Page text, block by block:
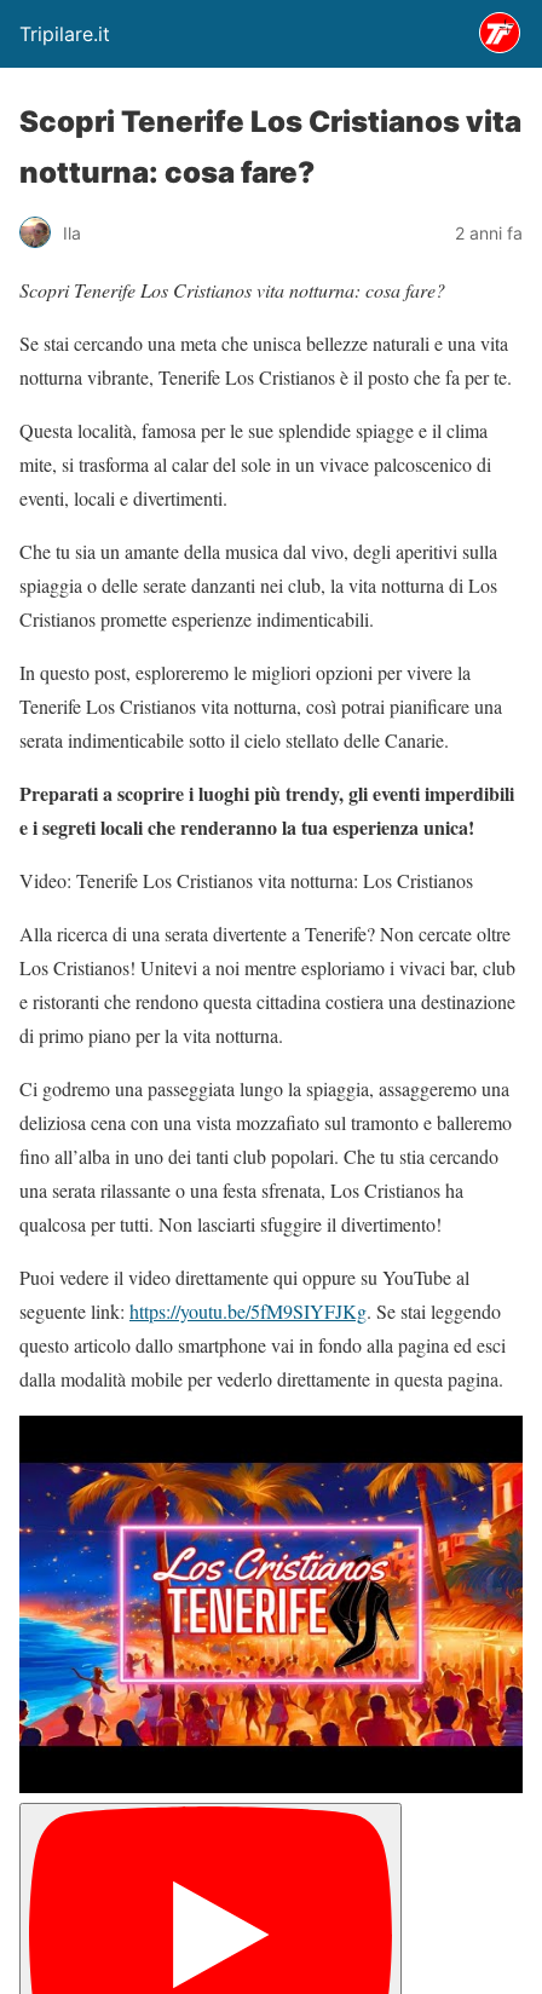
Tripilare.it
Scopri Tenerife Los Cristianos vita
notturna: cosa fare?
Ila 2 anni fa
Scopri Tenerife Los Cristianos vita notturna: cosa fare?
Se stai cercando una meta che unisca bellezze naturali e una vita
notturna vibrante, Tenerife Los Cristianos è il posto che fa per te.
Questa località, famosa per le sue splendide spiagge e il clima
mite, si trasforma al calar del sole in un vivace palcoscenico di
eventi, locali e divertimenti.
Che tu sia un amante della musica dal vivo, degli aperitivi sulla
spiaggia o delle serate danzanti nei club, la vita notturna di Los
Cristianos promette esperienze indimenticabili.
In questo post, esploreremo le migliori opzioni per vivere la
Tenerife Los Cristianos vita notturna, così potrai pianificare una
serata indimenticabile sotto il cielo stellato delle Canarie.
Preparati a scoprire i luoghi più trendy, gli eventi imperdibili
e i segreti locali che renderanno la tua esperienza unica!
Video: Tenerife Los Cristianos vita notturna: Los Cristianos
Alla ricerca di una serata divertente a Tenerife? Non cercate oltre
Los Cristianos! Unitevi a noi mentre esploriamo i vivaci bar, club
e ristoranti che rendono questa cittadina costiera una destinazione
di primo piano per la vita notturna.
Ci godremo una passeggiata lungo la spiaggia, assaggeremo una
deliziosa cena con una vista mozzafiato sul tramonto e balleremo
fino all’alba in uno dei tanti club popolari. Che tu stia cercando
una serata rilassante o una festa sfrenata, Los Cristianos ha
qualcosa per tutti. Non lasciarti sfuggire il divertimento!
Puoi vedere il video direttamente qui oppure su YouTube al
seguente link: https://youtu.be/5fM9SIYFJKg. Se stai leggendo
questo articolo dallo smartphone vai in fondo alla pagina ed esci
dalla modalità mobile per vederlo direttamente in questa pagina.